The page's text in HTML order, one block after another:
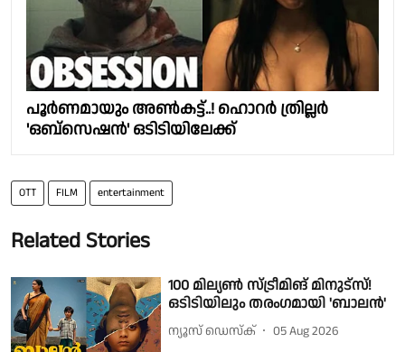
പൂർണമായും അൺകട്ട്..! ഹൊറർ ത്രില്ലർ
'ഒബ്സെഷൻ' ഒടിടിയിലേക്ക്
OTT FILM entertainment
Related Stories
100 മില്യൺ സ്ട്രീമിങ് മിനുട്സ്!
ഒടിടിയിലും തരംഗമായി 'ബാലൻ'
ന്യൂസ് ഡെസ്ക് 05 Aug 2026